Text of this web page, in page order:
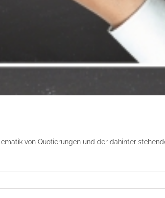
von Quotierungen und der dahinter